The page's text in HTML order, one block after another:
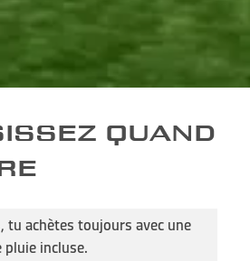
QUAND
tu achètes toujours avec une
pluie incluse.